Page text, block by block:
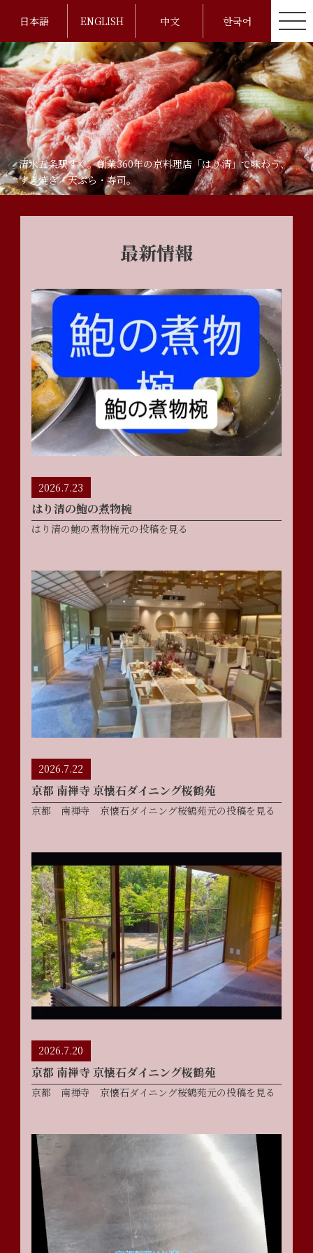
日本語 ENGLISH 中文 한국어
清水五条駅すぐ。創業360年の京料理店「はり清」で味わう、
すき焼き・天ぷら・寿司。
最新情報
2026.7.23
はり清の鮑の煮物椀
はり清の鮑の煮物椀元の投稿を見る
2026.7.22
京都 南禅寺 京懐石ダイニング桜鶴苑
京都 南禅寺 京懐石ダイニング桜鶴苑元の投稿を見る
2026.7.20
京都 南禅寺 京懐石ダイニング桜鶴苑
京都 南禅寺 京懐石ダイニング桜鶴苑元の投稿を見る